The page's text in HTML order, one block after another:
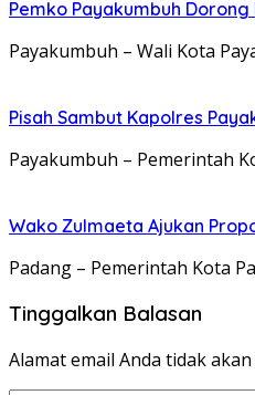
Pemko Payakumbuh
Payakumbuh – Wali Kota
Pisah Sambut Kapolres
Payakumbuh – Pemerintah
Wako Zulmaeta Ajukan
Padang – Pemerintah Kota
Tinggalkan Balasan
Alamat email Anda tidak